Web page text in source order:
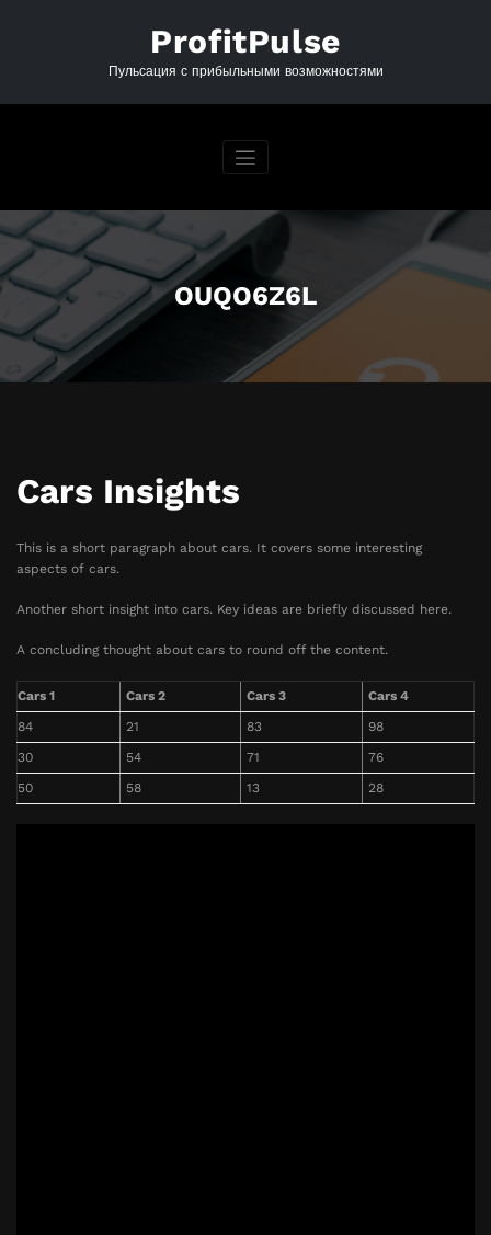
ProfitPulse
Пульсация с прибыльными возможностями
OUQO6Z6L
Cars Insights
This is a short paragraph about cars. It covers some interesting
aspects of cars.
Another short insight into cars. Key ideas are briefly discussed here.
A concluding thought about cars to round off the content.
Cars 1 Cars 2 Cars 3
Cars 4
84
21 83
98
30
54 71
76
50
58 13 28